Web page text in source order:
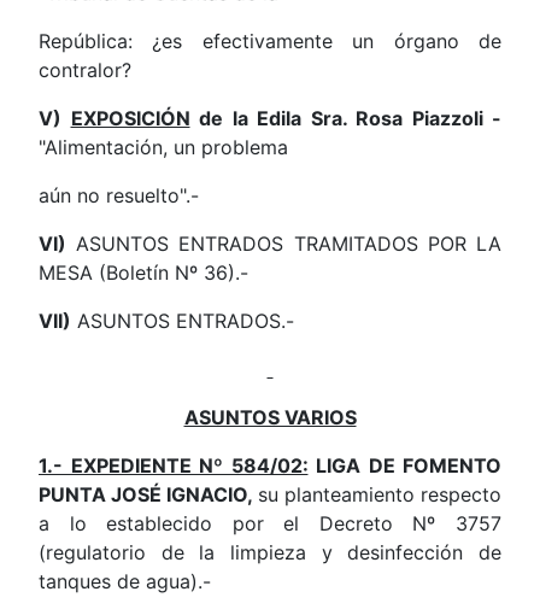
República: ¿es efectivamente un órgano de
contralor?
V) EXPOSICIÓN de la Edila Sra. Rosa Piazzoli -
"Alimentación, un problema
aún no resuelto".-
VI) ASUNTOS ENTRADOS TRAMITADOS POR LA
MESA (Boletín Nº 36).-
VII) ASUNTOS ENTRADOS.-
ASUNTOS VARIOS
1.- EXPEDIENTE Nº 584/02: LIGA DE FOMENTO
PUNTA JOSÉ IGNACIO, su planteamiento respecto
a lo establecido por el Decreto Nº 3757
(regulatorio de la limpieza y desinfección de
tanques de agua).-